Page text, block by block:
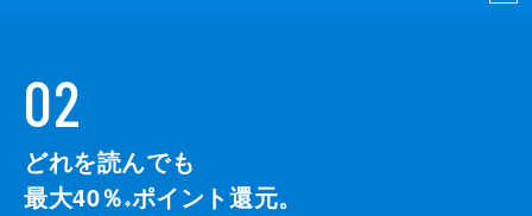
掲載誌
02
どれを読んでも
最大40％ ※ポイント還元。